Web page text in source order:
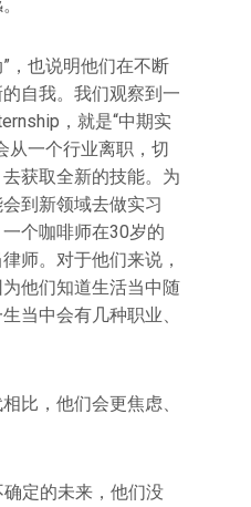
”，也说明他们在不断
自我。我们观察到一
，就是“中期实
从一个行业离职，切
获取全新的技能。为
到新领域去做实习
个咖啡师在30岁的
师。对于他们来说，
他们知道生活当中随
当中会有几种职业、
比，他们会更焦虑、
定的未来，他们没